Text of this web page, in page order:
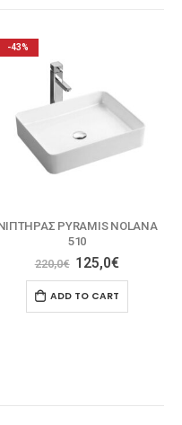
-32%
OUT OF STOCK
ΝΙΠΤΗΡΑΣ PYRAMIS NOLANA
600
190,0€ 130,0€
READ MORE